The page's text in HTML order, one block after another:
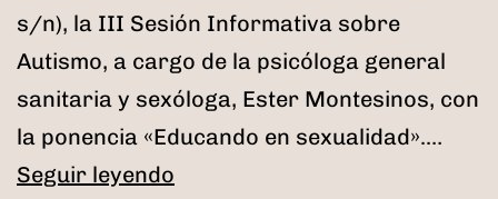
s/n), la III Sesión Informativa sobre
Autismo, a cargo de la psicóloga general
sanitaria y sexóloga, Ester Montesinos, con
la ponencia «Educando en sexualidad».…
Seguir leyendo